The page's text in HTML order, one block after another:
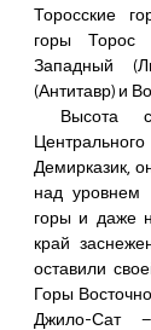
Торосские
горы Торос
Западный
(Антитавр) и
Демирказик,
над
горы и даже
край
оставили
Горы
Джило-Сат